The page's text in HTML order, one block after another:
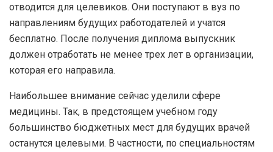
отводится для целевиков. Они поступают в вуз по
направлениям будущих работодателей и учатся
бесплатно. После получения диплома выпускник
должен отработать не менее трех лет в организации,
которая его направила.
Наибольшее внимание сейчас уделили сфере
медицины. Так, в предстоящем учебном году
большинство бюджетных мест для будущих врачей
останутся целевыми. В частности, по специальностям